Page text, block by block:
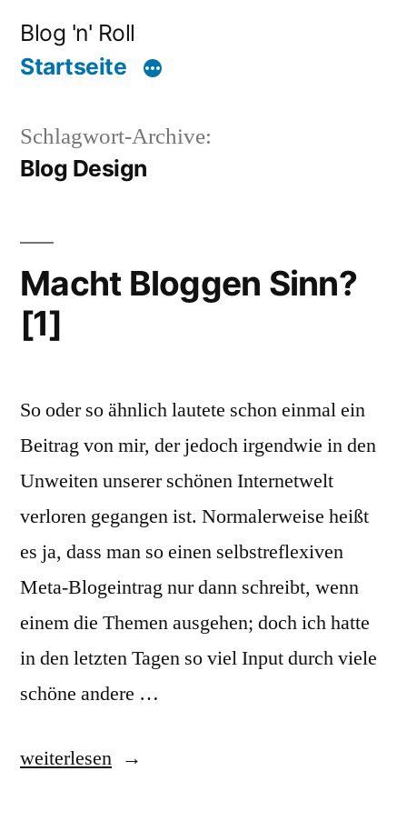
Inhalt
Blog 'n' Roll
Startseite
Schlagwort-Archive:
Blog Design
Macht Bloggen Sinn?
[1]
So oder so ähnlich lautete schon einmal ein
Beitrag von mir, der jedoch irgendwie in den
Unweiten unserer schönen Internetwelt
verloren gegangen ist. Normalerweise heißt
es ja, dass man so einen selbstreflexiven
Meta-Blogeintrag nur dann schreibt, wenn
einem die Themen ausgehen; doch ich hatte
in den letzten Tagen so viel Input durch viele
schöne andere …
„Macht
weiterlesen